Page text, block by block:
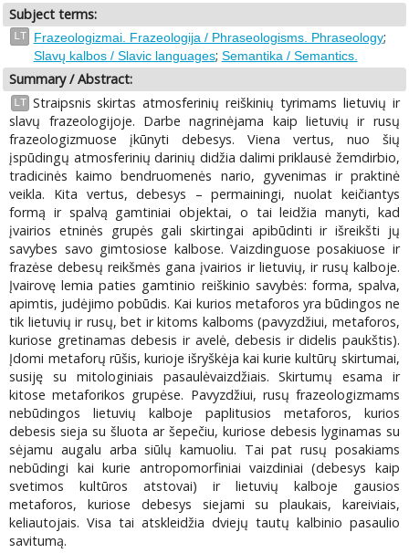
Subject terms:
LT Frazeologizmai. Frazeologija / Phraseologisms. Phraseology;
Slavų kalbos / Slavic languages; Semantika / Semantics.
Summary / Abstract:
LT Straipsnis skirtas atmosferinių reiškinių tyrimams lietuvių ir
slavų frazeologijoje. Darbe nagrinėjama kaip lietuvių ir rusų
frazeologizmuose įkūnyti debesys. Viena vertus, nuo šių
įspūdingų atmosferinių darinių didžia dalimi priklausė žemdirbio,
tradicinės kaimo bendruomenės nario, gyvenimas ir praktinė
veikla. Kita vertus, debesys – permainingi, nuolat keičiantys
formą ir spalvą gamtiniai objektai, o tai leidžia manyti, kad
įvairios etninės grupės gali skirtingai apibūdinti ir išreikšti jų
savybes savo gimtosiose kalbose. Vaizdinguose posakiuose ir
frazėse debesų reikšmės gana įvairios ir lietuvių, ir rusų kalboje.
Įvairovę lemia paties gamtinio reiškinio savybės: forma, spalva,
apimtis, judėjimo pobūdis. Kai kurios metaforos yra būdingos ne
tik lietuvių ir rusų, bet ir kitoms kalboms (pavyzdžiui, metaforos,
kuriose gretinamas debesis ir avelė, debesis ir didelis paukštis).
Įdomi metaforų rūšis, kurioje išryškėja kai kurie kultūrų skirtumai,
susiję su mitologiniais pasaulėvaizdžiais. Skirtumų esama ir
kitose metaforikos grupėse. Pavyzdžiui, rusų frazeologizmams
nebūdingos lietuvių kalboje paplitusios metaforos, kurios
debesis sieja su šluota ar šepečiu, kuriose debesis lyginamas su
sėjamu augalu arba siūlų kamuoliu. Tai pat rusų posakiams
nebūdingi kai kurie antropomorfiniai vaizdiniai (debesys kaip
svetimos kultūros atstovai) ir lietuvių kalboje gausios
metaforos, kuriose debesys siejami su plaukais, kareiviais,
keliautojais. Visa tai atskleidžia dviejų tautų kalbinio pasaulio
savitumą.